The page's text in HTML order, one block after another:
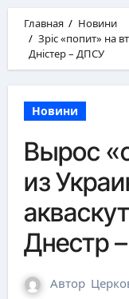
Главная
Новини
Зріс «попит» на
Дністер – ДПСУ
Новини
Вырос
из
Днестр
Автор